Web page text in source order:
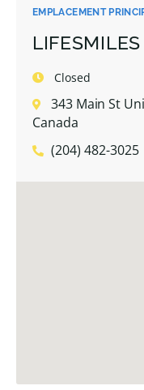
EMPLACEMENT
Closed
343 Main St
Canada
(204) 482-3025